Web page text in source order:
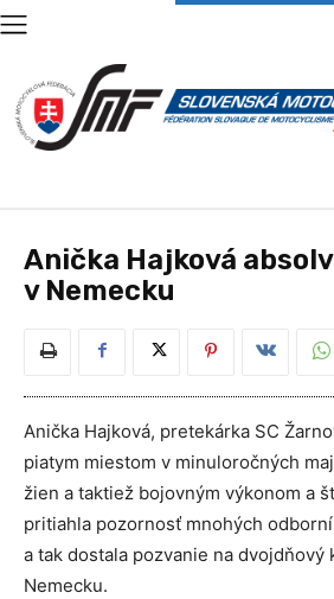
Anička Hajková
v Nemecku
Anička Hajková, pretekárka SC
piatym miestom v minuloročných
žien a taktiež bojovným výkonom a
pritiahla pozornosť mnohých
a tak dostala pozvanie na dvojdňový
Nemecku.